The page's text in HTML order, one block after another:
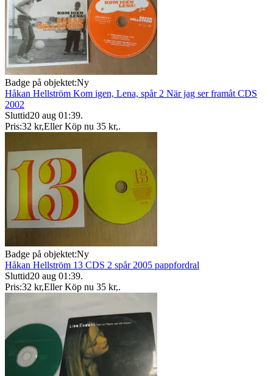
Badge på objektet:Ny
Håkan Hellström Kom igen, Lena, spår 2 När jag ser framåt CDS
2002
Sluttid20 aug 01:39.
Pris:32 kr,Eller Köp nu 35 kr,.
Badge på objektet:Ny
Håkan Hellström 13 CDS 2 spår 2005 pappfordral
Sluttid20 aug 01:39.
Pris:32 kr,Eller Köp nu 35 kr,.